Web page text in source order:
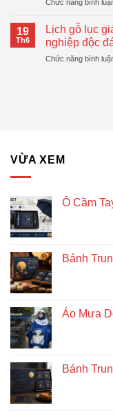
Chức năng bình
19
Th6
Lịch gỗ lục
nghiệp độc
Chức năng bình
VỪA XEM
Ô Cầm
Bánh
Áo Mưa
Bánh